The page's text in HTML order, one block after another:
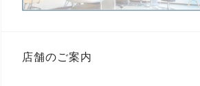
店舗のご案内